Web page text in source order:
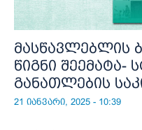
მასწავლებლის
წიგნი შეემატა-
განათლების
21 იანვარი, 2025 - 10:39